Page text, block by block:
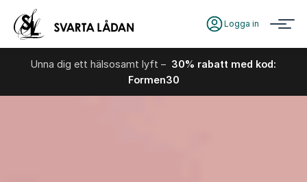
Logga in
Unna dig ett hälsosamt lyft – 30% rabatt med kod:
Formen30